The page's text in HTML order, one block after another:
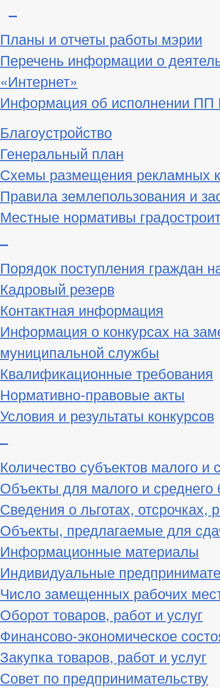
Планы и отчеты работы мэрии
Перечень информации о
«Интернет»
Информация об исполнении ПП
Благоустройство
Генеральный план
Схемы размещения рекламных
Правила землепользования и
Местные нормативы
Порядок поступления граждан
Кадровый резерв
Контактная информация
Информация о конкурсах на
муниципальной службы
Квалификационные требования
Нормативно-правовые акты
Условия и результаты конкурсов
Количество субъектов малого и
Объекты для малого и среднего
Сведения о льготах, отсрочках,
Объекты, предлагаемые для
Информационные материалы
Индивидуальные
Число замещенных рабочих
Оборот товаров, работ и услуг
Финансово-экономическое
Закупка товаров, работ и услуг
Совет по предпринимательству